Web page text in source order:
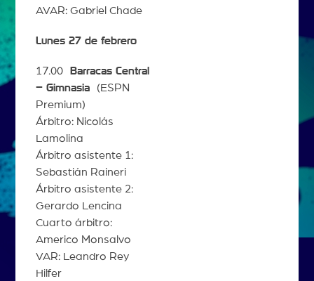
AVAR: Gabriel Chade
Lunes 27 de febrero
17.00
Barracas Central
– Gimnasia(ESPN
Premium)
Árbitro: Nicolás
Lamolina
Árbitro asistente 1:
Sebastián Raineri
Árbitro asistente 2:
Gerardo Lencina
Cuarto árbitro:
Americo Monsalvo
VAR: Leandro Rey
Hilfer